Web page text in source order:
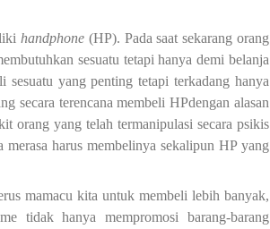
handphone (HP). Pada saat sekarang orang
sesuatu tetapi hanya demi belanja
sesuatu yang penting tetapi terkadang hanya
secara terencana membeli HPdengan alasan
orang yang telah termanipulasi secara psikis
merasa harus membelinya sekalipun HP yang
mamacu kita untuk membeli lebih banyak,
tidak hanya mempromosi barang-barang